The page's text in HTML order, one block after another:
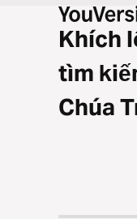
Khích
tìm
Chúa